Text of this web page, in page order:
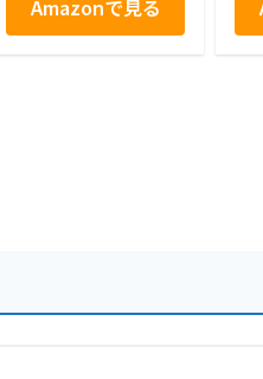
Amazonで見る